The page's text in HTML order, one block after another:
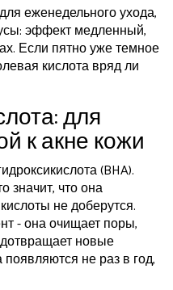
еженедельного ухода,
эффект медленный,
Если пятно уже темное
кислота вряд ли
для
к акне кожи
(BHA).
значит, что она
не доберутся.
- она очищает поры,
новые
не раз в год,